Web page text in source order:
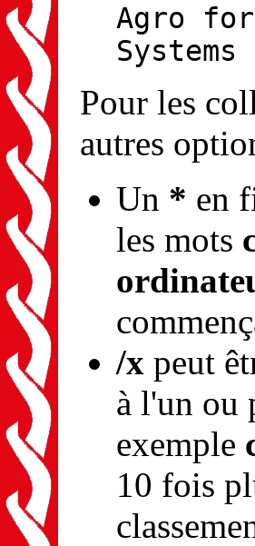
Agro
Pour les
autres
Un * en
les mots
/x peut
à l'un ou
exemple
10 fois